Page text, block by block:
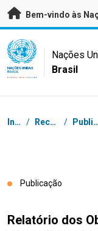
Saltar para conteúdo
Bem-vindo às
UN Logo
NAÇÕES UNIDAS
BRASIL
Nações
Brasil
Navegação
Início / Recursos / Publicações
Publicação
Relatório dos